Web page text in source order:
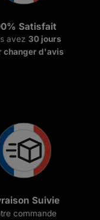
Satisfait
avez 30 jours
changer d'avis
Suivie
commande